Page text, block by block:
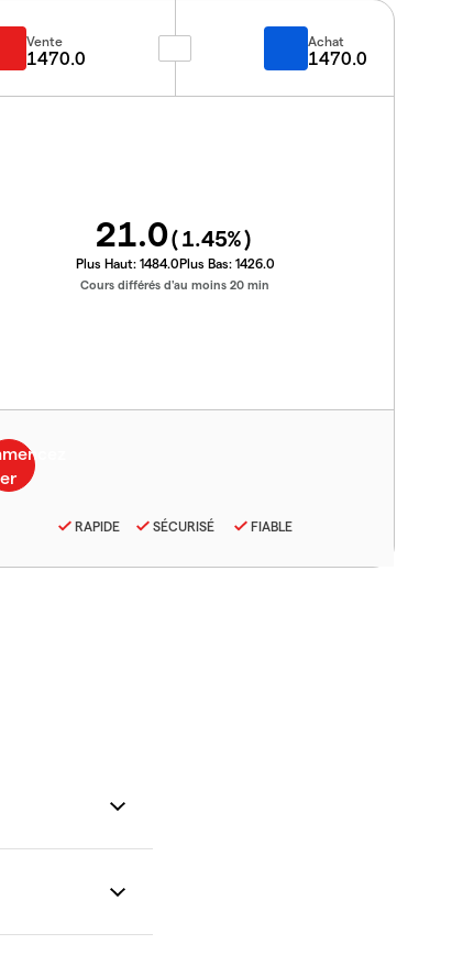
Vente
1470.0
Achat
1470.0
21.0(1.45%)
Plus Haut: 1484.0Plus Bas: 1426.0
Cours différés d'au moins 20 min
RAPIDE SÉCURISÉ FIABLE